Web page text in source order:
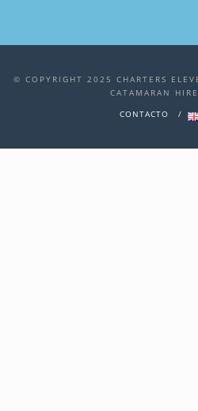
© COPYRIGHT 2025 CHARTERS
CATAMARAN
CONTACTO